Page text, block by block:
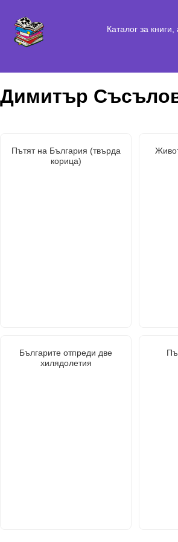
Каталог за
Димитър
Пътят на България (твърда
корица)
Българите отпреди две
хилядолетия